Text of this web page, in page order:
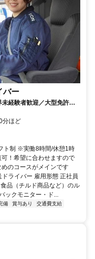
バー
経験者歓迎／大型免許の
分ほど
ト制 ※実働8時間/休憩1時
！希望に合わせますので
のコースがメインです
ライバー 雇用形態 正社員
品（チルド商品など）のル
ックモニター・ド...
備 賞与あり
交通費支給